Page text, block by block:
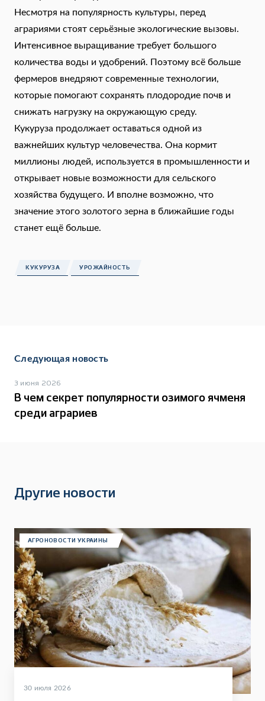
Несмотря на популярность культуры, перед
аграриями стоят серьёзные экологические вызовы.
Интенсивное выращивание требует большого
количества воды и удобрений. Поэтому всё больше
фермеров внедряют современные технологии,
которые помогают сохранять плодородие почв и
снижать нагрузку на окружающую среду.
Кукуруза продолжает оставаться одной из
важнейших культур человечества. Она кормит
миллионы людей, используется в промышленности и
открывает новые возможности для сельского
хозяйства будущего. И вполне возможно, что
значение этого золотого зерна в ближайшие годы
станет ещё больше.
КУКУРУЗА УРОЖАЙНОСТЬ
Следующая новость
3 июня 2026
В чем секрет популярности озимого ячменя
среди аграриев
Другие новости
АГРОНОВОСТИ УКРАИНЫ
30 июля 2026